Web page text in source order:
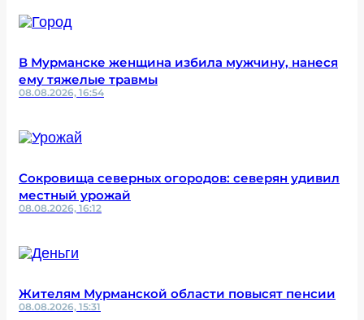
В Мурманске женщина избила мужчину, нанеся
ему тяжелые травмы
08.08.2026, 16:54
Сокровища северных огородов: северян удивил
местный урожай
08.08.2026, 16:12
Жителям Мурманской области повысят пенсии
08.08.2026, 15:31